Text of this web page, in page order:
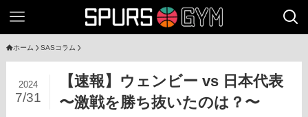
ホーム SASコラム
【速報】ウェンビー vs 日本代表
〜激戦を勝ち抜いたのは？〜
2024
7/31